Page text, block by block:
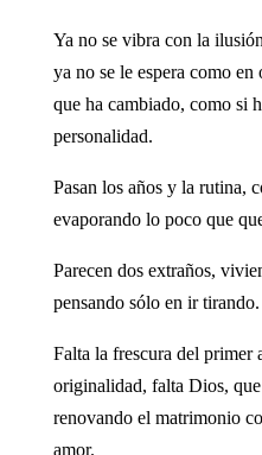
Ya no se vibra con la
ya no se le espera como
que ha cambiado, como si
personalidad.
Pasan los años y la rutina,
evaporando lo poco que
Parecen dos extraños,
pensando sólo en ir tirando.
Falta la frescura del primer
originalidad, falta Dios,
renovando el matrimonio
amor.